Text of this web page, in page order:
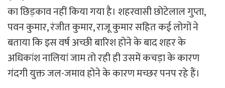
का छिड़काव नहीं किया गया है। शहरवासी छोटेलाल गुप्ता,
पवन कुमार, रंजीत कुमार, राजू कुमार सहित कई लोगों ने
बताया कि इस वर्ष अच्छी बारिश होने के बाद शहर के
अधिकांश नालियां जाम तो रही ही उसमें कचड़ा के कारण
गंदगी युक्त जल-जमाव होने के कारण मच्छर पनप रहे हैं।